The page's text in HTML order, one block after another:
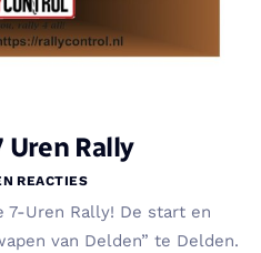
Rally
REACTIES
7-Uren Rally! De start en
van Delden” te Delden.